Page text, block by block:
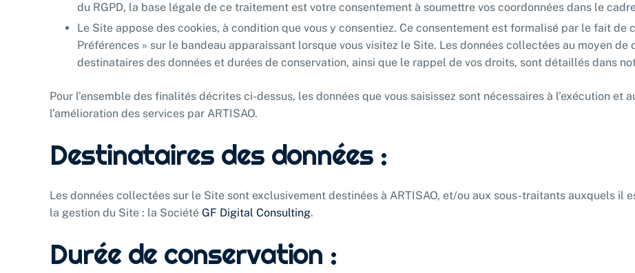
du RGPD, la base légale de ce traitement est votre consentement à soumettre vos coordonnées dans le
Le Site appose des cookies, à condition que vous y consentiez. Ce consentement est formalisé par le fait de
Préférences » sur le bandeau apparaissant lorsque vous visitez le Site. Les données collectées au moyen
destinataires des données et durées de conservation, ainsi que le rappel de vos droits, sont détaillés dans
Pour l’ensemble des finalités décrites ci-dessus, les données que vous saisissez sont nécessaires à l’exécution et
l’amélioration des services par ARTISAO.
Destinataires des données :
Les données collectées sur le Site sont exclusivement destinées à ARTISAO, et/ou aux sous-traitants auxquels il
la gestion du Site : la Société GF Digital Consulting.
Durée de conservation :